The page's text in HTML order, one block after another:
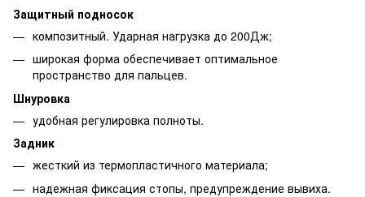
Защитный подносок
композитный. Ударная нагрузка до 200Дж;
широкая форма обеспечивает оптимальное
пространство для пальцев.
Шнуровка
удобная регулировка полноты.
Задник
жесткий из термопластичного материала;
надежная фиксация стопы, предупреждение вывиха.